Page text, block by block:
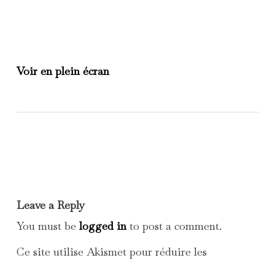
Voir en plein écran
Leave a Reply
You must be logged into post a comment.
Ce site utilise Akismet pour réduire les